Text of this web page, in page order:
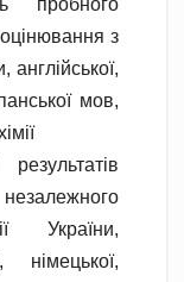
пробного
з
англійської,
мов,
України,
німецької,